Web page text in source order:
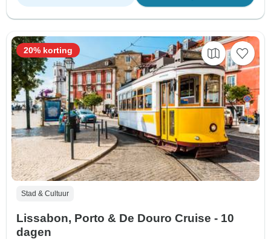
Stad & Cultuur
Lissabon, Porto & De Douro Cruise - 10
dagen
20% korting